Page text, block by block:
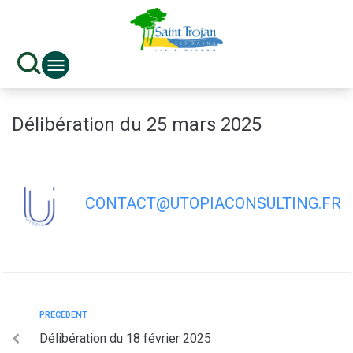
Délibération du 25 mars 2025
CONTACT@UTOPIACONSULTING.FR
PRÉCÉDENT
Délibération du 18 février 2025